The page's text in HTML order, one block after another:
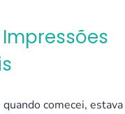
quando comecei,